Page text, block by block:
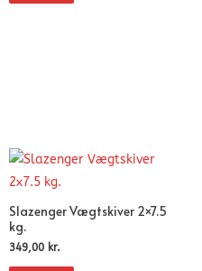
Slazenger Vægtskiver 2×7.5
kg.
349,00 kr.